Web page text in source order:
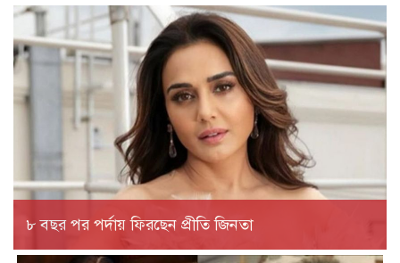
৮ বছর পর পর্দায় ফিরছেন প্রীতি জিনতা